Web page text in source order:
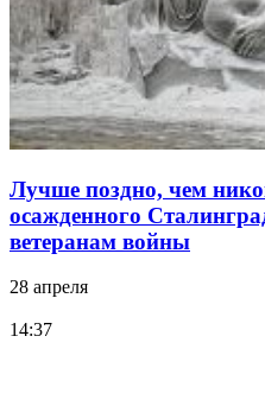
Лучше поздно, чем
осажденного
ветеранам войны
28 апреля
14:37